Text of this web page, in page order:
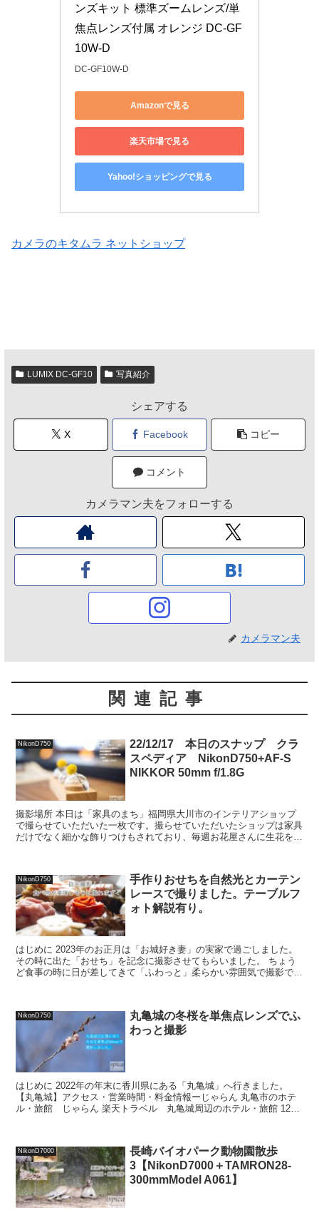
ンズキット 標準ズームレンズ/単
焦点レンズ付属 オレンジ DC-GF
10W-D
DC-GF10W-D
Amazonで見る
楽天市場で見る
Yahoo!ショッピングで見る
カメラのキタムラ ネットショップ
LUMIX DC-GF10 写真紹介
シェアする
X Facebook コピー
コメント
カメラマン夫をフォローする
カメラマン夫
関連記事
NikonD750
22/12/17 本日のスナップ クラ
スペディア NikonD750+AF-S
NIKKOR 50mm f/1.8G
撮影場所 本日は「家具のまち」福岡県大川市のインテリアショップ
で撮らせていただいた一枚です。撮らせていただいたショップは家具
だけでなく細かな飾りつけもされており、毎週お花屋さんに生花を活
NikonD750
手作りおせちを自然光とカーテン
レースで撮りました。テーブルフ
ォト解説有り。
はじめに 2023年のお正月は「お城好き妻」の実家で過ごしました。
その時に出た「おせち」を記念に撮影させてもらいました。 ちょう
ど食事の時に日が差してきて「ふわっと」柔らかい雰囲気で撮影でき
NikonD750
丸亀城の冬桜を単焦点レンズでふ
わっと撮影
はじめに 2022年の年末に香川県にある「丸亀城」へ行きました。
【丸亀城】アクセス・営業時間・料金情報ーじゃらん 丸亀市のホテ
ル・旅館 じゃらん 楽天トラベル 丸亀城周辺のホテル・旅館 12月
NikonD7000
長崎バイオパーク動物園散歩
3【NikonD7000＋TAMRON28-
300mmModel A061】